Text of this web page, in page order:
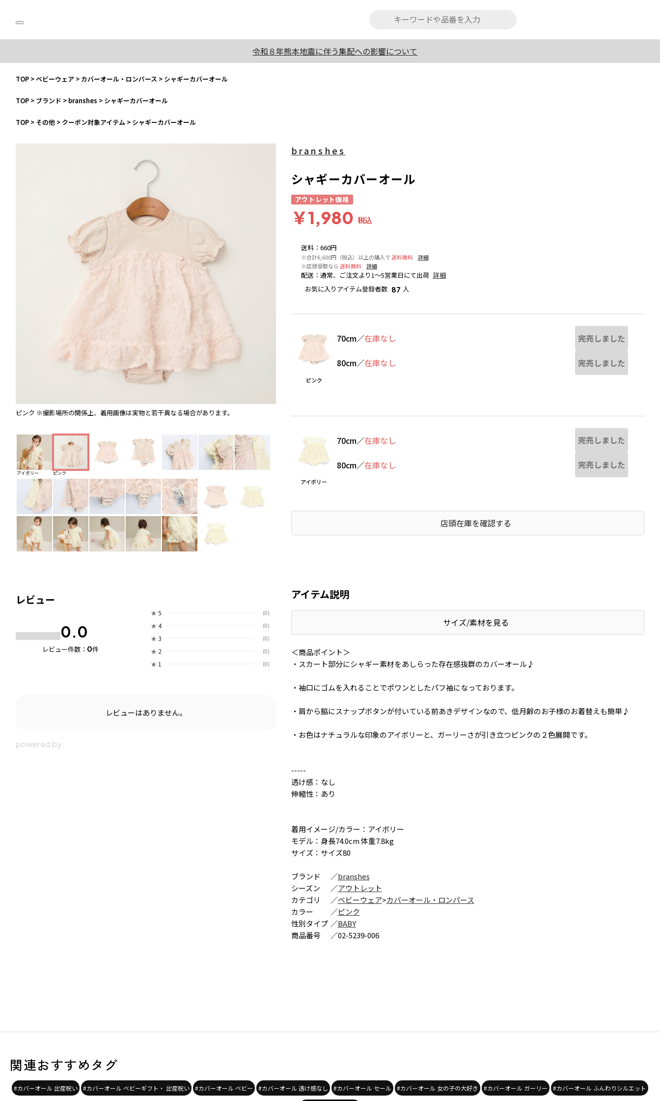
令和８年熊本地震に伴う集配への影響について
TOP >ベビーウェア > カバーオール・ロンパース > シャギーカバーオール
TOP > ブランド > branshes > シャギーカバーオール
TOP > その他 > クーポン対象アイテム > シャギーカバーオール
ピンク ※撮影場所の関係上、着用画像は実物と若干異なる場合があります。
アイボリー ピンク
レビュー
0.0
レビュー件数： 0件
★ 5 (0)
★ 4 (0)
★ 3 (0)
★ 2 (0)
★ 1 (0)
レビューはありません。
送料： 660円
※合計6,600円（税込）以上の購入で送料無料
詳細
※店頭受取なら 送料無料 詳細
配送 ： 通常、ご注文より1～5営業日にて出荷 詳細
お気に入りアイテム登録者数 87 人
branshes
シャギーカバーオール
アウトレット価格
￥1,980 税込
ピンク
70cm／在庫なし 完売しました
80cm／在庫なし 完売しました
アイボリー
70cm／在庫なし 完売しました
80cm／在庫なし 完売しました
店頭在庫を確認する
アイテム説明
サイズ/素材を見る
＜商品ポイント＞
・スカート部分にシャギー素材をあしらった存在感抜群のカバーオール♪
・袖口にゴムを入れることでポワンとしたパフ袖になっております。
・肩から脇にスナップボタンが付いている前あきデザインなので、低月齢のお子様のお着替えも簡単♪
・お色はナチュラルな印象のアイボリーと、ガーリーさが引き立つピンクの２色展開です。
-----
透け感：なし
伸縮性：あり
着用イメージ/カラー：アイボリー
モデル：身長74.0cm 体重7.8kg
サイズ：サイズ80
ブランド ／branshes
シーズン
／アウトレット
カテゴリ
／ベビーウェア>カバーオール・ロンパース
カラー
／ピンク
性別タイプ ／BABY
商品番号
／02-5239-006
関連おすすめタグ
#カバーオール 出産祝い #カバーオール ベビーギフト・ 出産祝い #カバーオール ベビー #カバーオール 透け感なし #カバーオール セール #カバーオール 女の子の大好き #カバーオール ガーリー #カバーオール ふんわりシルエット